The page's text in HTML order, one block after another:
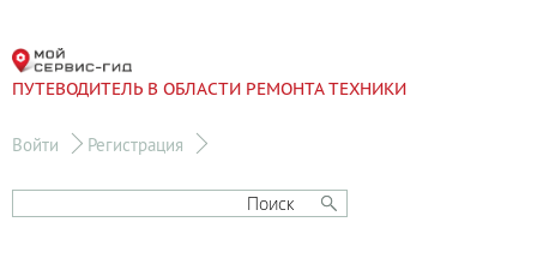
ПУТЕВОДИТЕЛЬ В ОБЛАСТИ РЕМОНТА ТЕХНИКИ
Войти Регистрация